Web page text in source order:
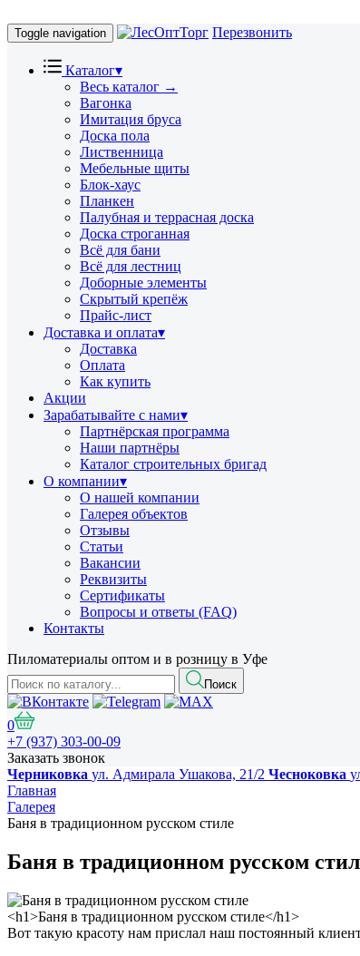
Toggle navigation Перезвонить
Каталог▾
Весь каталог →
Вагонка
Имитация бруса
Доска пола
Лиственница
Мебельные щиты
Блок-хаус
Планкен
Палубная и террасная доска
Доска строганная
Всё для бани
Всё для лестниц
Доборные элементы
Скрытый крепёж
Прайс-лист
Доставка и оплата▾
Доставка
Оплата
Как купить
Акции
Зарабатывайте с нами▾
Партнёрская программа
Наши партнёры
Каталог строительных бригад
О компании▾
О нашей компании
Галерея объектов
Отзывы
Статьи
Вакансии
Реквизиты
Сертификаты
Вопросы и ответы (FAQ)
Контакты
Пиломатериалы оптом и в розницу в Уфе
Поиск
0
+7 (937) 303-00-09
Заказать звонок
Черниковка ул. Адмирала Ушакова, 21/2 Чесноковка
Главная
Галерея
Баня в традиционном русском стиле
Баня в традиционном русском
<h1>Баня в традиционном русском стиле</h1>
Вот такую красоту нам прислал наш постоянный